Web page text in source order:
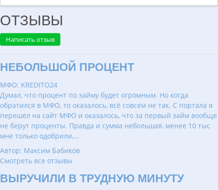
ОТЗЫВЫ
Написать отзыв
НЕБОЛЬШОЙ ПРОЦЕНТ
МФО: KREDITO24
Думал, что процент по займу будет огромным. Но когда
обратился в МФО, то оказалось, всё совсем не так. С портала я
перешёл на сайт МФО и оказалось, что за первый займ вообще
не берут проценты. Правда и сумма небольшая, менее 10 тыс
мне только одобрили,...
Автор: Максим Бабиков
Смотреть все отзывы
ВЫРУЧИЛИ В ТРУДНУЮ МИНУТУ